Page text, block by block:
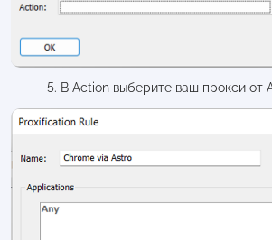
5. В Action выберите ваш прокси от